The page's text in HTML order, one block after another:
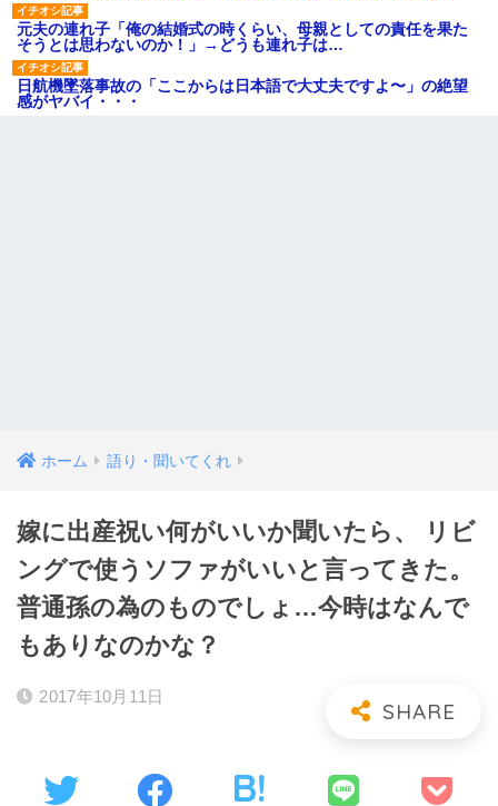
元夫の連れ子「俺の結婚式の時くらい、母親としての責任を果た
そうとは思わないのか！」→どうも連れ子は…
日航機墜落事故の「ここからは日本語で大丈夫ですよ〜」の絶望
感がヤバイ・・・
ホーム 語り・聞いてくれ
嫁に出産祝い何がいいか聞いたら、 リビ
ングで使うソファがいいと言ってきた。
普通孫の為のものでしょ…今時はなんで
もありなのかな？
2017年10月11日